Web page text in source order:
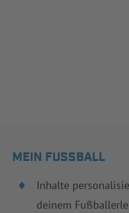
MEIN FUSSBALL
Inhalte
deinem